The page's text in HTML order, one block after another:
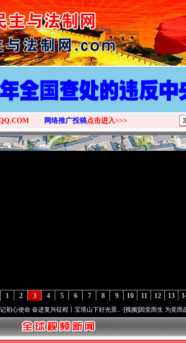
>
网络推广投稿点击进入>>>
13
12
11
10
9
8
7
6
5
4
3
2
1
命 奋进复兴征程丨宝塔山下好光景..·[视频] 因党而生 为党而战——